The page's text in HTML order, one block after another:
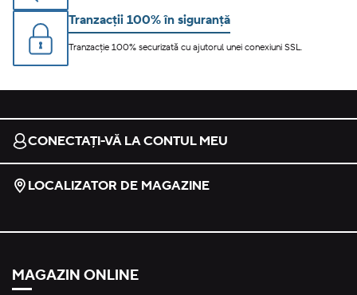
Tranzacții 100% în siguranță
Tranzacție 100% securizată cu ajutorul unei conexiuni SSL.
CONECTAȚI-VĂ LA CONTUL MEU
LOCALIZATOR DE MAGAZINE
MAGAZIN ONLINE